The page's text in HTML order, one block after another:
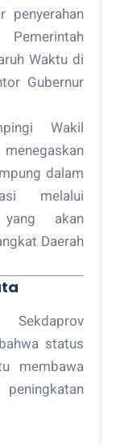
penyerahan
Pemerintah
Waktu di
Gubernur
Wakil
menegaskan
dalam
melalui
akan
Daerah
status
membawa